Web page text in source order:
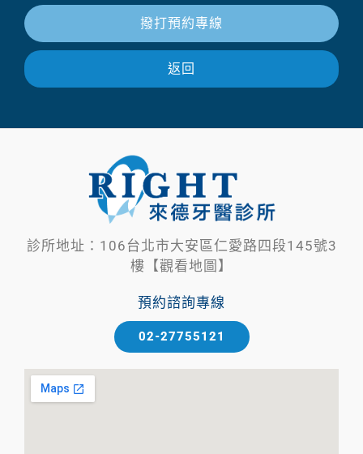
撥打預約專線
返回
診所地址：106台北市大安區仁愛路四段145號3
樓【觀看地圖】
預約諮詢專線
02-27755121